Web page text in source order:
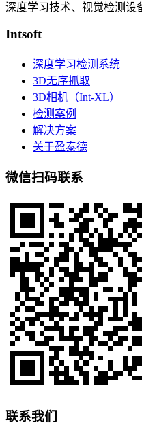
深度学习技术、视觉检测设
Intsoft
深度学习检测系统
3D无序抓取
3D相机（Int-XL）
检测案例
解决方案
关于盈泰德
微信扫码联系
联系我们